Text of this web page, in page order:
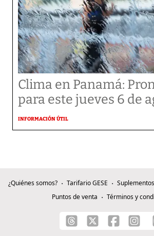
Clima en Panamá:
para este jueves 6 de
INFORMACIÓN ÚTIL
¿Quiénes somos? Tarifario GESE Suplementos
Puntos de venta
Términos y